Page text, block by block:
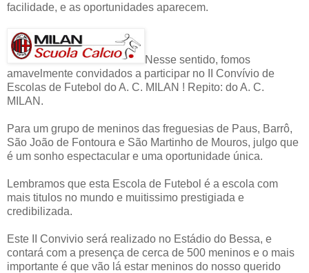
facilidade, e as oportunidades aparecem.
Nesse sentido, fomos
amavelmente convidados a participar no II Convívio de
Escolas de Futebol do A. C. MILAN ! Repito: do A. C.
MILAN.
Para um grupo de meninos das freguesias de Paus, Barrô,
São João de Fontoura e São Martinho de Mouros, julgo que
é um sonho espectacular e uma oportunidade única.
Lembramos que esta Escola de Futebol é a escola com
mais titulos no mundo e muitissimo prestigiada e
credibilizada.
Este II Convivio será realizado no Estádio do Bessa, e
contará com a presença de cerca de 500 meninos e o mais
importante é que vão lá estar meninos do nosso querido